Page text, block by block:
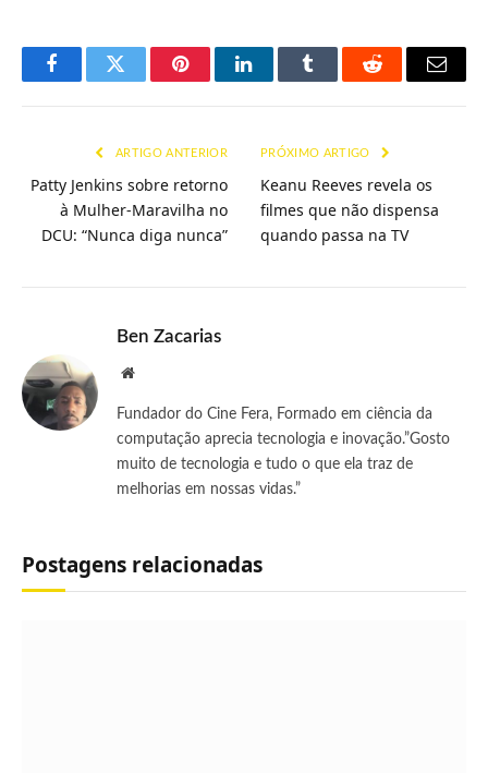
FacebookTwitter PinterestLinkedInTumblr Reddit
E-
ARTIGO ANTERIOR
Patty Jenkins sobre retorno
à Mulher-Maravilha no
DCU: “Nunca diga nunca”
PRÓXIMO ARTIGO
Keanu Reeves revela os
filmes que não dispensa
quando passa na TV
Ben Zacarias
Site
Fundador do Cine Fera, Formado em ciência da
computação aprecia tecnologia e inovação.”Gosto
muito de tecnologia e tudo o que ela traz de
melhorias em nossas vidas.”
Postagens relacionadas